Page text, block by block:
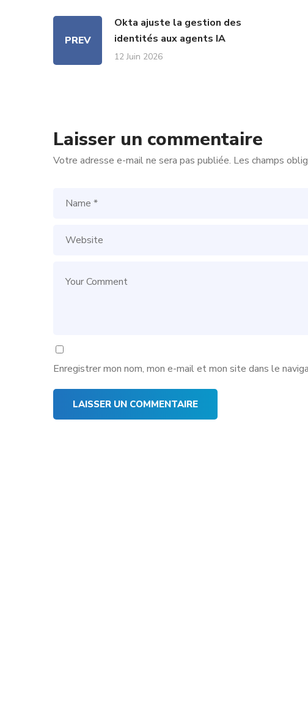
PREV
Okta ajuste la gestion des
identités aux agents IA
12 Juin 2026
Laisser un commentaire
Votre adresse e-mail ne sera pas publiée. Les champs
Enregistrer mon nom, mon e-mail et mon site dans le